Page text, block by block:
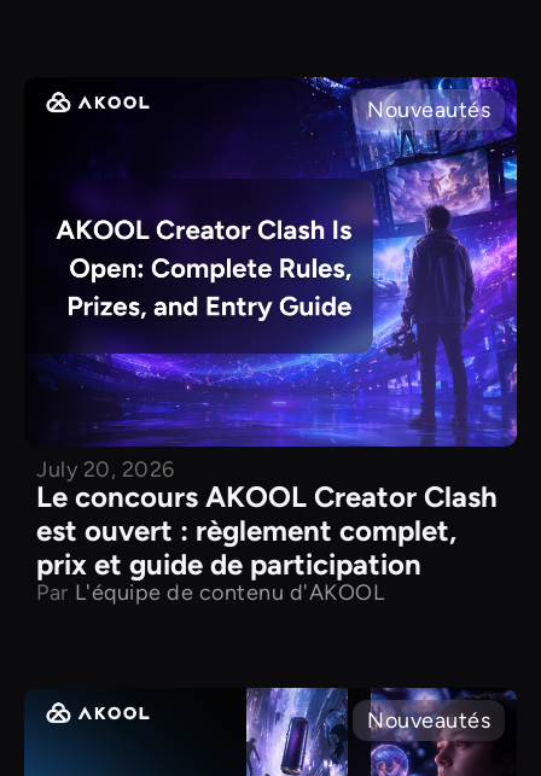
Nouveautés
July 20, 2026
Le concours AKOOL Creator Clash
est ouvert : règlement complet,
prix et guide de participation
Par L'équipe de contenu d'AKOOL
Nouveautés